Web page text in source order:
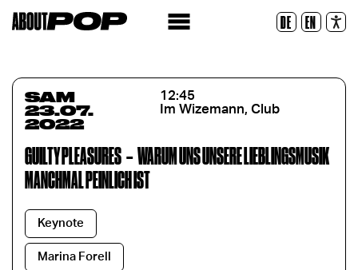
DE EN
Réinitialiser
SAM
23.07.
2022
12:45
Im Wizemann, Club
GUILTY PLEASURES–WARUM UNS UNSERE LIEBLINGSMUSIK
MANCHMAL PEINLICH IST
Keynote
Marina Forell